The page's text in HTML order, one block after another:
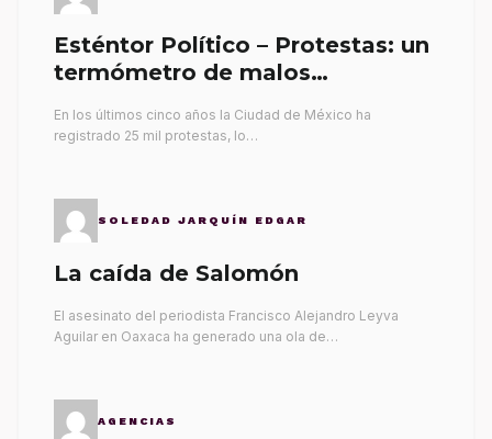
Esténtor Político – Protestas: un
termómetro de malos
En los últimos cinco años la Ciudad de México ha
registrado 25 mil protestas, lo…
SOLEDAD JARQUÍN EDGAR
La caída de Salomón
El asesinato del periodista Francisco Alejandro Leyva
Aguilar en Oaxaca ha generado una ola de…
AGENCIAS